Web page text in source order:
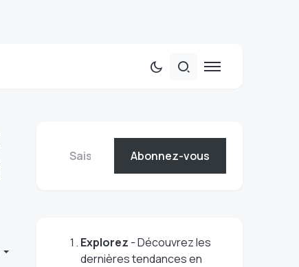
Abonnez-vous
Explorez - Découvrez les
dernières tendances en